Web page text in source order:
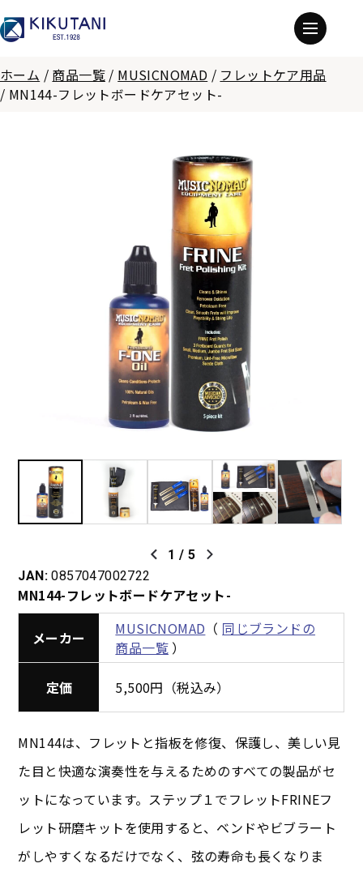
ホーム / 商品一覧 / MUSICNOMAD / フレットケア用品
/ MN144-フレットボードケアセット-
1 / 5
JAN: 0857047002722
MN144-フレットボードケアセット-
メーカー MUSICNOMAD （ 同じブランドの
商品一覧 ）
定価 5,500円（税込み）
MN144は、フレットと指板を修復、保護し、美しい見
た目と快適な演奏性を与えるためのすべての製品がセ
ットになっています。ステップ１でフレットFRINEフ
レット研磨キットを使用すると、ベンドやビブラート
がしやすくなるだけでなく、弦の寿命も長くなりま